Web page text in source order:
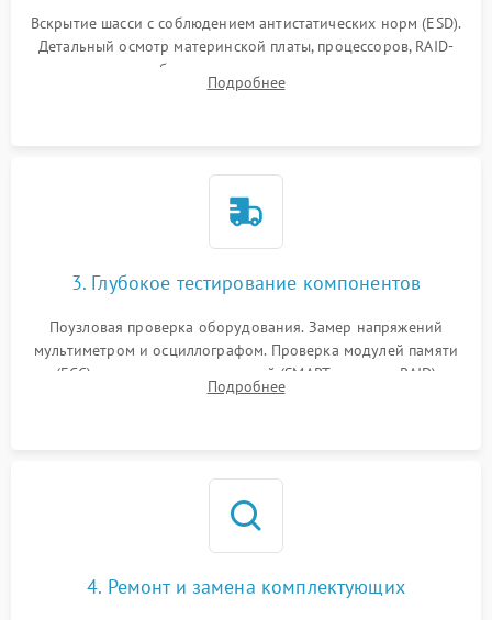
Вскрытие шасси с соблюдением антистатических норм (ESD).
Детальный осмотр материнской платы, процессоров, RAID-
контроллеров и блоков питания на наличие термических
повреждений, прогаров или окислений.
Подробнее
3. Глубокое тестирование компонентов
Поузловая проверка оборудования. Замер напряжений
мультиметром и осциллографом. Проверка модулей памяти
(ECC) и состояния накопителей (SMART, массивы RAID)
специализированными диагностическими утилитами.
Подробнее
4. Ремонт и замена комплектующих